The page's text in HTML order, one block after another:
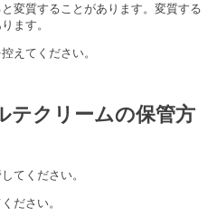
変質することがあります。変質する
ます。
えてください。
クリームの保管方
てください。
ださい。